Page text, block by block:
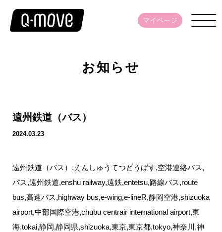
マイページ
お知らせ
遠州鉄道（バス）
2024.03.23
遠州鉄道（バス）,えんしゅうてつどうばす,空港連絡バス,
バス,遠州鉄道,enshu railway,遠鉄,entetsu,路線バス,route
bus,高速バス,highway bus,e-wing,e-lineR,静岡空港,shizuoka
airport,中部国際空港,chubu centrair international airport,東
海,tokai,静岡,静岡県,shizuoka,東京,東京都,tokyo,神奈川,神